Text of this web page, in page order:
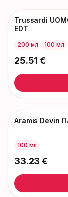
Trussardi
EDT
200 мл 100 мл
25.51 €
Aramis Devin
100 мл
33.23 €